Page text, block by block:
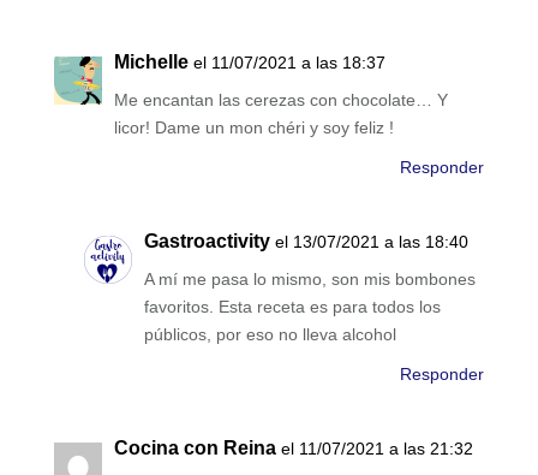
Michelle el 11/07/2021 a las 18:37
Me encantan las cerezas con chocolate… Y
licor! Dame un mon chéri y soy feliz !
Responder
Gastroactivity el 13/07/2021 a las 18:40
A mí me pasa lo mismo, son mis bombones
favoritos. Esta receta es para todos los
públicos, por eso no lleva alcohol
Responder
Cocina con Reina el 11/07/2021 a las 21:32